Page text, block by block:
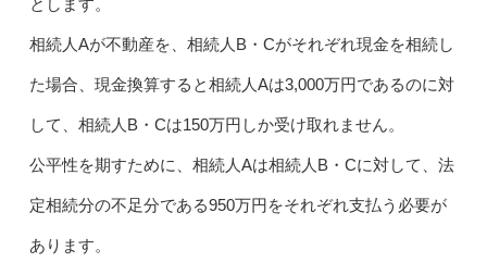
相続人Aが不動産を、相続人B・Cがそれぞれ現金を相続し
た場合、現金換算すると相続人Aは3,000万円であるのに対
して、相続人B・Cは150万円しか受け取れません。
公平性を期すために、相続人Aは相続人B・Cに対して、法
定相続分の不足分である950万円をそれぞれ支払う必要が
あります。